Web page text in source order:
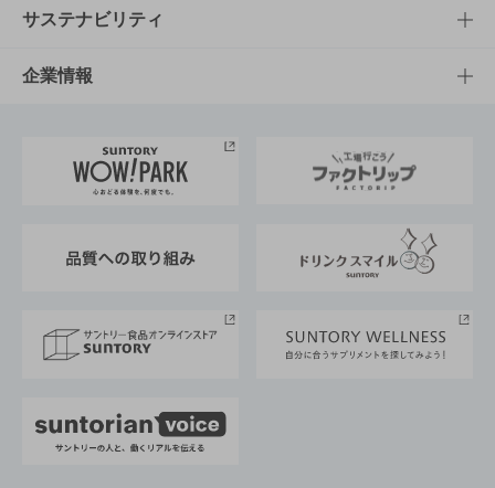
商品発売情報
栄養成分一覧
キャンペーン
工場見学
地域情報
文化・スポーツTOP
サントリーホール
サントリーサンバーズ大阪
サステナビリティ
サステナビリティTOP
サントリーが考えるサステナビリティ経営
企業情報
企業概要
採用情報